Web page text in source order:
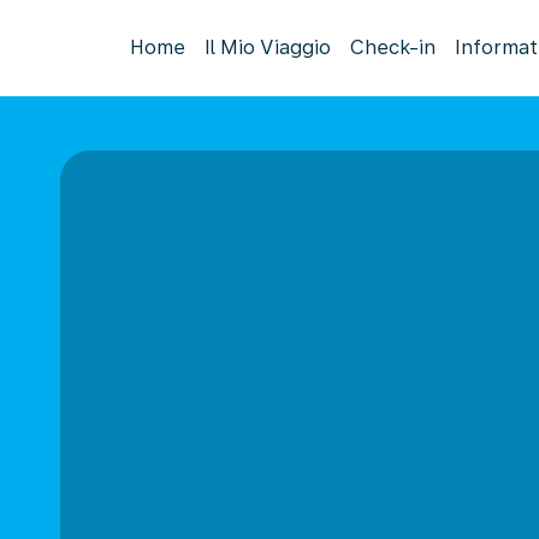
Home Il Mio Viaggio Check-in